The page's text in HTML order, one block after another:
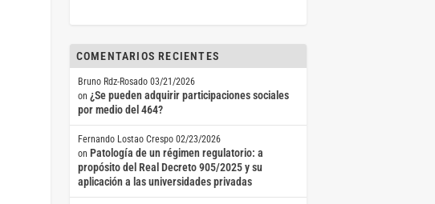
COMENTARIOS RECIENTES
Bruno Rdz-Rosado 03/21/2026
on ¿Se pueden adquirir participaciones sociales
por medio del 464?
Fernando Lostao Crespo 02/23/2026
on Patología de un régimen regulatorio: a
propósito del Real Decreto 905/2025 y su
aplicación a las universidades privadas